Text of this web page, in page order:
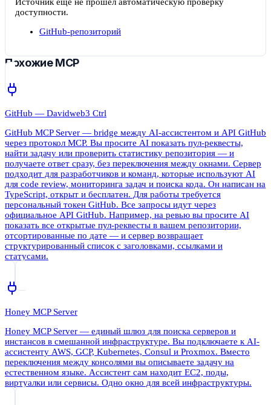
Источник ещё не прошёл автоматическую проверку
доступности.
GitHub-репозиторий
Похожие MCP
GitHub — Davidweb3 Ctrl
GitHub MCP Server — bridge между AI-ассистентом и API GitHub
через протокол MCP. Вы просите AI показать пул-реквесты,
найти задачу или проверить статистику репозитория — и
получаете ответ сразу, без переключения между окнами. Сервер
подходит для разработчиков и команд, которые используют AI
для code review, мониторинга задач и поиска кода. Он написан на
TypeScript, открыт и бесплатен. Для работы требуется
персональный токен GitHub. Все запросы идут через
официальное API GitHub. Например, на ревью вы просите AI
показать все открытые пул-реквесты в вашем репозитории,
отсортированные по дате — и сервер возвращает
структурированный список с заголовками, ссылками и
статусами.
Honey MCP Server
Honey MCP Server — единый шлюз для поиска серверов и
инстансов в смешанной инфраструктуре. Вы подключаете к AI-
ассистенту AWS, GCP, Kubernetes, Consul и Proxmox. Вместо
переключения между консолями вы описываете задачу на
естественном языке. Ассистент сам находит EC2, поды,
виртуалки или сервисы. Одно окно для всей инфраструктуры.